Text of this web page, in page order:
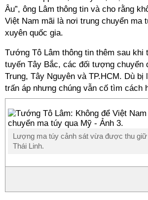
Âu”, ông Lâm thông tin và cho rằng
Việt Nam mãi là nơi trung chuyển ma
xuyên quốc gia.
Tướng Tô Lâm thông tin thêm sau khi
tuyến Tây Bắc, các đối tượng chuyển
Trung, Tây Nguyên và TP.HCM. Dù
trấn áp nhưng chúng vẫn cố tìm cách
Lượng ma túy cảnh sát vừa được thu giữ
Thái Linh.